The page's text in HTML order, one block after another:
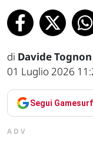
di Davide Tognon
01 Luglio 2026
Segui
ADV